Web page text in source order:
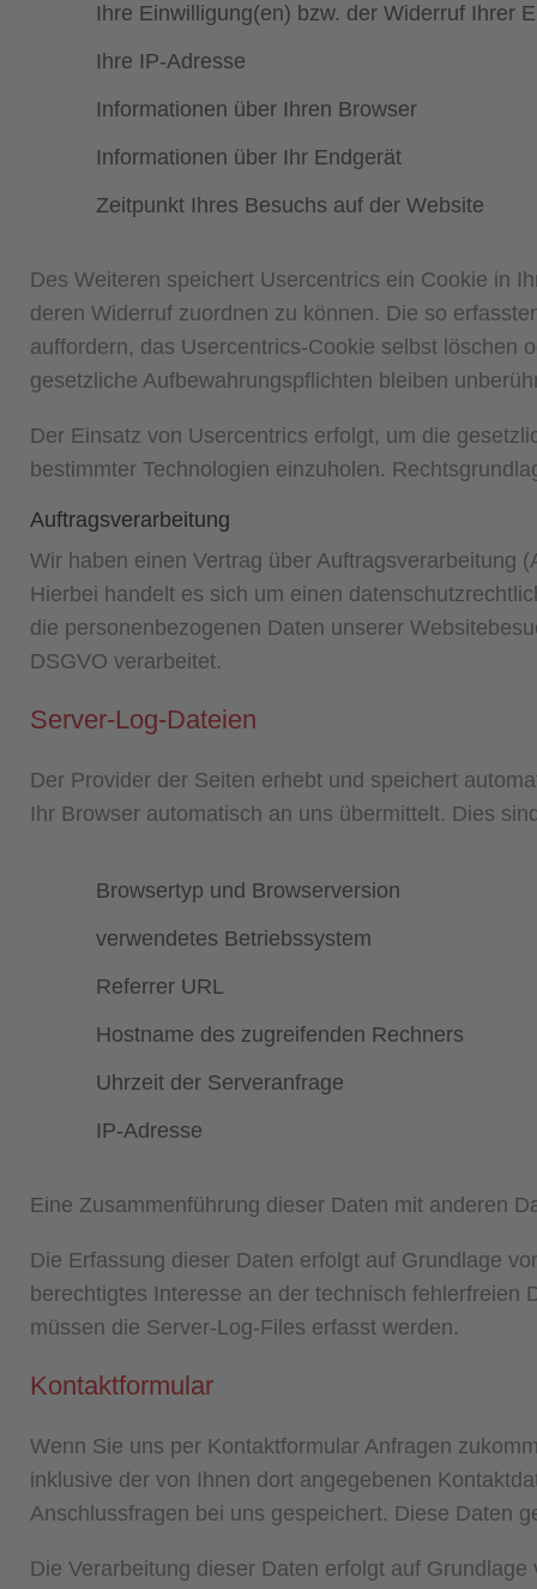
Ihre Einwilligung(en) bzw. der Widerruf Ihrer
Ihre IP-Adresse
Informationen über Ihren Browser
Informationen über Ihr Endgerät
Zeitpunkt Ihres Besuchs auf der Website
Des Weiteren speichert Usercentrics ein Cookie in
deren Widerruf zuordnen zu können. Die so
auffordern, das Usercentrics-Cookie selbst löschen
gesetzliche Aufbewahrungspflichten bleiben
Der Einsatz von Usercentrics erfolgt, um die
bestimmter Technologien einzuholen.
Auftragsverarbeitung
Wir haben einen Vertrag über Auftragsverarbeitung
Hierbei handelt es sich um einen
die personenbezogenen Daten unserer
DSGVO verarbeitet.
Server-Log-Dateien
Der Provider der Seiten erhebt und speichert
Ihr Browser automatisch an uns übermittelt. Dies
Browsertyp und Browserversion
verwendetes Betriebssystem
Referrer URL
Hostname des zugreifenden Rechners
Uhrzeit der Serveranfrage
IP-Adresse
Eine Zusammenführung dieser Daten mit anderen
Die Erfassung dieser Daten erfolgt auf Grundlage
berechtigtes Interesse an der technisch
müssen die Server-Log-Files erfasst werden.
Kontaktformular
Wenn Sie uns per Kontaktformular Anfragen
inklusive der von Ihnen dort angegebenen
Anschlussfragen bei uns gespeichert. Diese Daten
Die Verarbeitung dieser Daten erfolgt auf